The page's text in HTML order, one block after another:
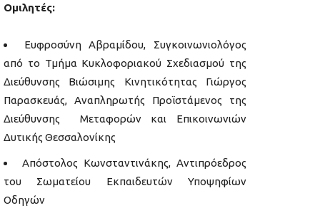
Ομιλητές:
Ευφροσύνη Αβραμίδου, Συγκοινωνιολόγος
από το Τμήμα Κυκλοφοριακού Σχεδιασμού της
Διεύθυνσης Βιώσιμης Κινητικότητας Γιώργος
Παρασκευάς, Αναπληρωτής Προϊστάμενος της
Διεύθυνσης Μεταφορών και Επικοινωνιών
Δυτικής Θεσσαλονίκης
Απόστολος Κωνσταντινάκης, Αντιπρόεδρος
του Σωματείου Εκπαιδευτών Υποψηφίων
Οδηγών